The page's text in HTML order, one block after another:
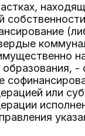
образования, -
или